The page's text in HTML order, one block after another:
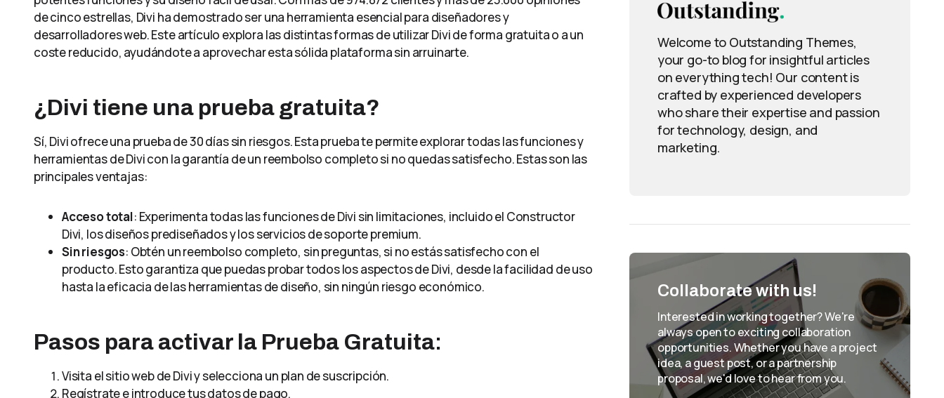
de cinco estrellas, Divi ha demostrado ser una herramienta esencial para diseñadores y
desarrolladores web. Este artículo explora las distintas formas de utilizar Divi de forma gratuita o a un
coste reducido, ayudándote a aprovechar esta sólida plataforma sin arruinarte.
¿Divi tiene una prueba gratuita?
Sí, Divi ofrece una prueba de 30 días sin riesgos. Esta prueba te permite explorar todas las funciones y
herramientas de Divi con la garantía de un reembolso completo si no quedas satisfecho. Estas son las
principales ventajas:
Acceso total: Experimenta todas las funciones de Divi sin limitaciones, incluido el Constructor
Divi, los diseños prediseñados y los servicios de soporte premium.
Sin riesgos: Obtén un reembolso completo, sin preguntas, si no estás satisfecho con el
producto. Esto garantiza que puedas probar todos los aspectos de Divi, desde la facilidad de uso
hasta la eficacia de las herramientas de diseño, sin ningún riesgo económico.
Pasos para activar la Prueba Gratuita:
Visita el sitio web de Divi y selecciona un plan de suscripción.
Regístrate e introduce tus datos de pago.
Welcome to Outstanding Themes,
your go-to blog for insightful articles
on everything tech! Our content is
crafted by experienced developers
who share their expertise and passion
for technology, design, and
marketing.
Collaborate with us!
Interested in working together? We're
always open to exciting collaboration
opportunities. Whether you have a project
idea, a guest post, or a partnership
proposal, we'd love to hear from you.